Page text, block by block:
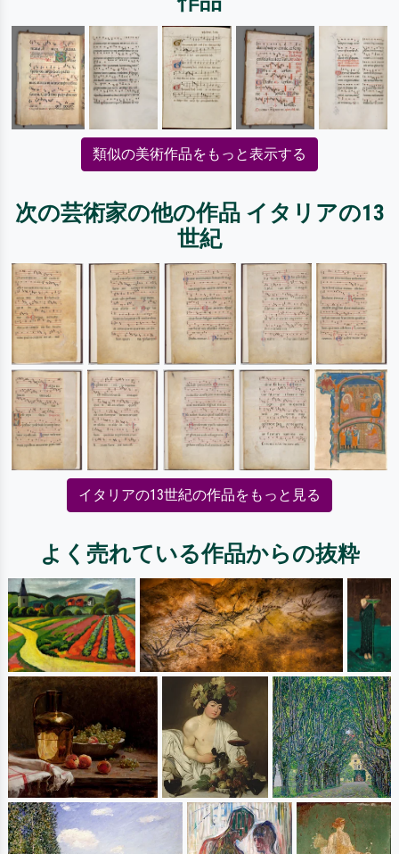
類似の美術作品をもっと表示する
次の芸術家の他の作品 イタリアの13
世紀
イタリアの13世紀の作品をもっと見る
よく売れている作品からの抜粋